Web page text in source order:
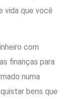
vida que você
com
finanças para
numa
bens que